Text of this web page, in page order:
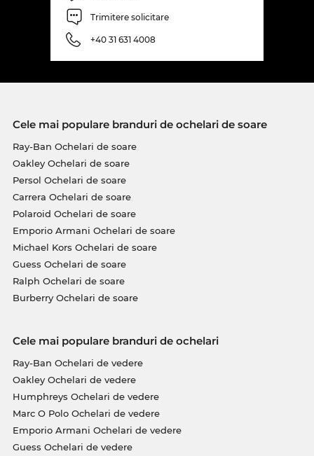
Trimitere solicitare
+40 31 631 4008
Cele mai populare branduri de ochelari de soare
Ray-Ban Ochelari de soare
Oakley Ochelari de soare
Persol Ochelari de soare
Carrera Ochelari de soare
Polaroid Ochelari de soare
Emporio Armani Ochelari de soare
Michael Kors Ochelari de soare
Guess Ochelari de soare
Ralph Ochelari de soare
Burberry Ochelari de soare
Cele mai populare branduri de ochelari
Ray-Ban Ochelari de vedere
Oakley Ochelari de vedere
Humphreys Ochelari de vedere
Marc O Polo Ochelari de vedere
Emporio Armani Ochelari de vedere
Guess Ochelari de vedere